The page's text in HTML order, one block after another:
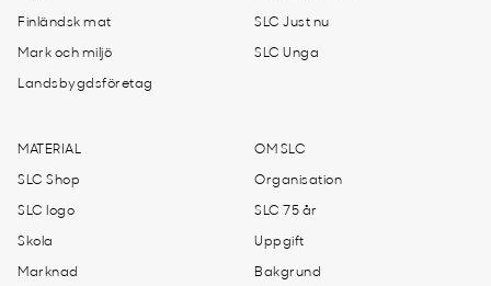
Finländsk mat
Mark och miljö
Landsbygdsföretag
SLC Just nu
SLC Unga
MATERIAL
SLC Shop
SLC logo
Skola
Marknad
OM SLC
Organisation
SLC 75 år
Uppgift
Bakgrund